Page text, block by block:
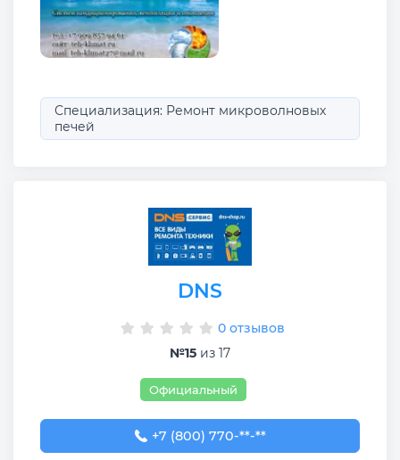
Специализация: Ремонт микроволновых
печей
DNS
0 отзывов
№15 из 17
Официальный
+7 (800) 770-78-88
+7 (800) 770-**-**